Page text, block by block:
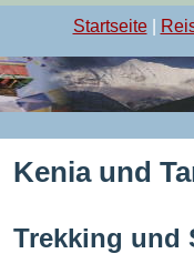
Startseite|
Kenia und
Trekking und